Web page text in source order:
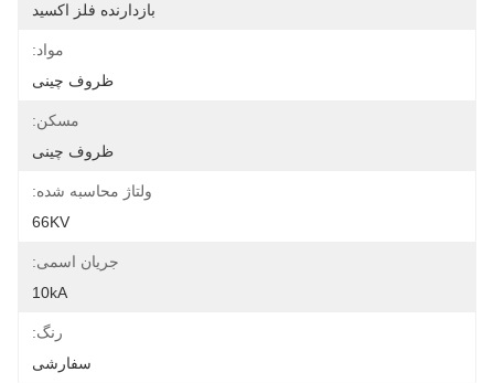
بازدارنده فلز اکسید
مواد:
ظروف چینی
مسکن:
ظروف چینی
ولتاژ محاسبه شده:
66KV
جریان اسمی:
10kA
رنگ:
سفارشی